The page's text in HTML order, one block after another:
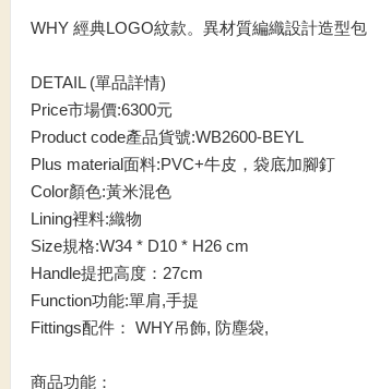
WHY 經典LOGO紋款。異材質編織設計造型包
DETAIL (單品詳情)
Price市場價:6300元
Product code產品貨號:WB2600-BEYL
Plus material面料:PVC+牛皮，袋底加腳釘
Color顏色:黃米混色
Lining裡料:織物
Size規格:W34 * D10 * H26 cm
Handle提把高度：27cm
Function功能:單肩,手提
Fittings配件： WHY吊飾, 防塵袋,
商品功能：